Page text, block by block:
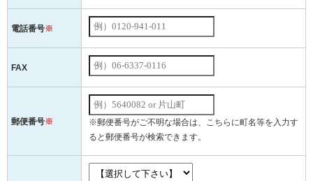
電話番号※
FAX
郵便番号※
※郵便番号がご不明な場合は、こちらに町名等を入力す
ると郵便番号が検索できます。